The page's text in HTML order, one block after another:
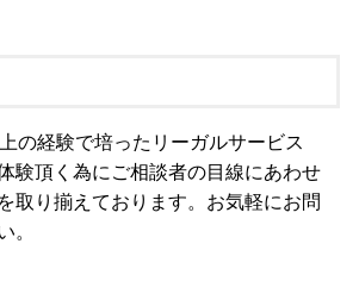
の経験で培ったリーガルサービス
験頂く為にご相談者の目線にあわせ
取り揃えております。お気軽にお問
。